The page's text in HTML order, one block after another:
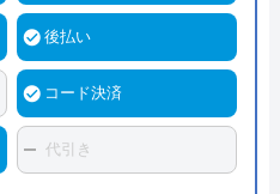
後払い
コード決済
代引き